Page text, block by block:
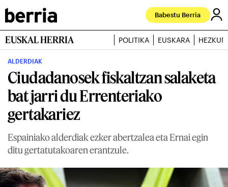
Babestu Berria
EUSKAL HERRIA POLITIKA EUSKARA
ALDERDIAK
Ciudadanosek fiskaltzan salaketa
bat jarri du Errenteriako
gertakariez
Espainiako alderdiak ezker abertzalea eta Ernai egin
ditu gertatutakoaren erantzule.